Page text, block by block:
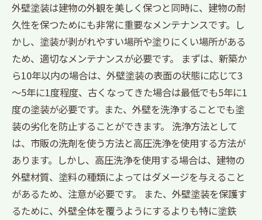
外壁塗装は建物の外観を美しく保つと同時に、建物の耐
久性を保つためにも非常に重要なメンテナンスです。し
かし、塗装が剥がれやすい場所や塗りにくい場所がある
ため、適切なメンテナンスが必要です。 まずは、新築か
ら10年以内の場合は、外壁塗装の表面の状態に応じて3
～5年に1度程度、古くなってきた場合は最低でも5年に1
度の塗装が必要です。また、外壁を洗浄することでも塗
装の劣化を防止することができます。 洗浄方法として
は、市販の洗剤を使う方法と高圧洗浄を使用する方法が
あります。しかし、高圧洗浄を使用する場合は、建物の
外壁材質、塗料の種類によってはダメージを与えること
があるため、注意が必要です。 また、外壁塗装を保護す
るために、外壁全体を覆うようにするよりも特に塗鉄